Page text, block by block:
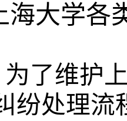
海大学各
为了维护
纷处理流